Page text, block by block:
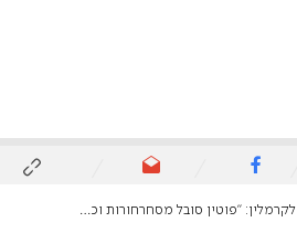
סובל מסחרחורות וכאבי ראש, מתעייף במהירות"